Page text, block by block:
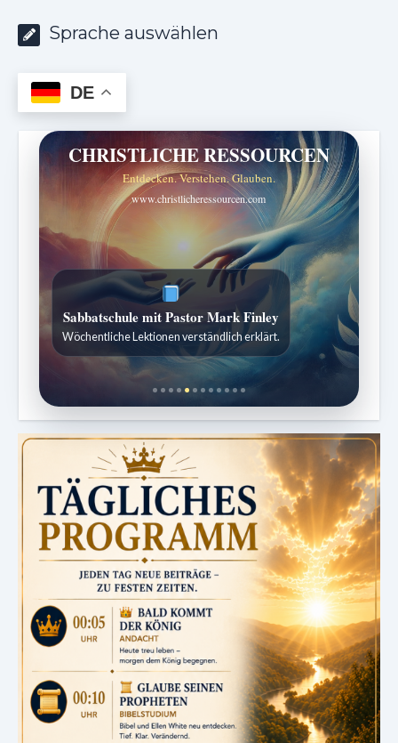
Sprache auswählen
DE
CHRISTLICHE RESSOURCEN
Entdecken. Verstehen. Glauben.
www.christlicheressourcen.com
Sabbatschule mit Pastor Mark Finley
Wöchentliche Lektionen verständlich erklärt.
ZURÜCK ZUR QUELLE DES LEBENS
Sabbatliche Gedanken für Stille und Erneuerung.